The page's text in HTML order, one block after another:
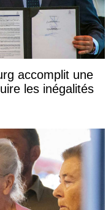
accomplit une
les inégalités